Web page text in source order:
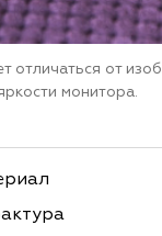
отличаться от
монитора.